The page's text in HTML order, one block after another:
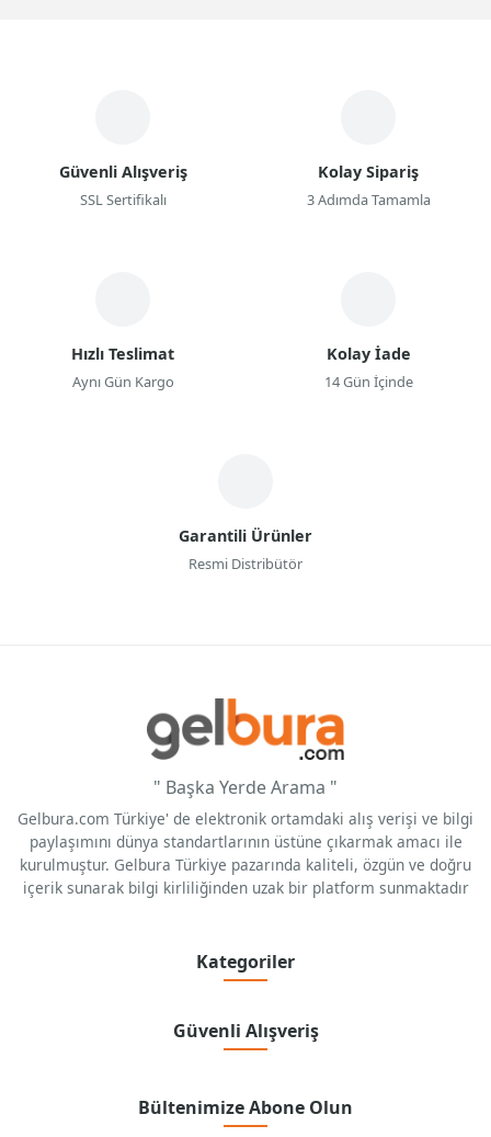
Güvenli Alışveriş
SSL Sertifikalı
Kolay Sipariş
3 Adımda Tamamla
Hızlı Teslimat
Aynı Gün Kargo
Kolay İade
14 Gün İçinde
Garantili Ürünler
Resmi Distribütör
" Başka Yerde Arama "
Gelbura.com Türkiye' de elektronik ortamdaki alış verişi ve bilgi
paylaşımını dünya standartlarının üstüne çıkarmak amacı ile
kurulmuştur. Gelbura Türkiye pazarında kaliteli, özgün ve doğru
içerik sunarak bilgi kirliliğinden uzak bir platform sunmaktadır
Kategoriler
Güvenli Alışveriş
Bültenimize Abone Olun